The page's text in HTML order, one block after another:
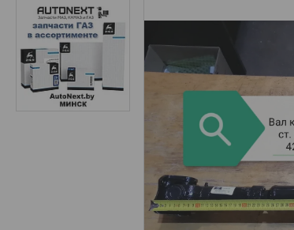
Запчасти ГАЗ (NEW)
О нас
Отзывы
Новости